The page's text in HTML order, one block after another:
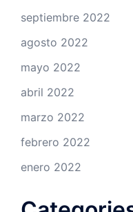
septiembre 2022
agosto 2022
mayo 2022
abril 2022
marzo 2022
febrero 2022
enero 2022